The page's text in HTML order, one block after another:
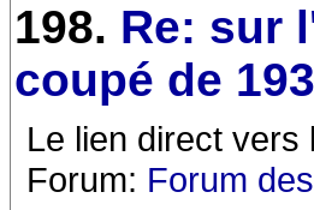
198. Re: sur
coupé de
Le lien direct vers
Forum: Forum